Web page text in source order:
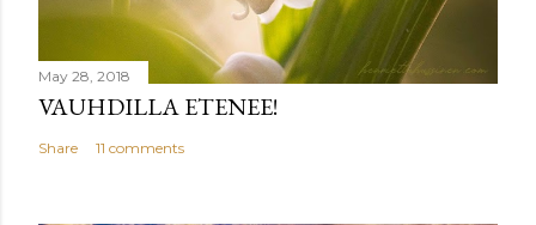
May 28, 2018
VAUHDILLA ETENEE!
Share 11 comments